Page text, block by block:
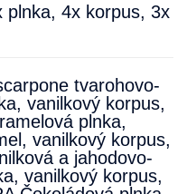
plnka, 4x korpus, 3x
tvarohovo-
vanilkový korpus,
plnka,
vanilkový korpus,
a jahodovo-
vanilkový korpus,